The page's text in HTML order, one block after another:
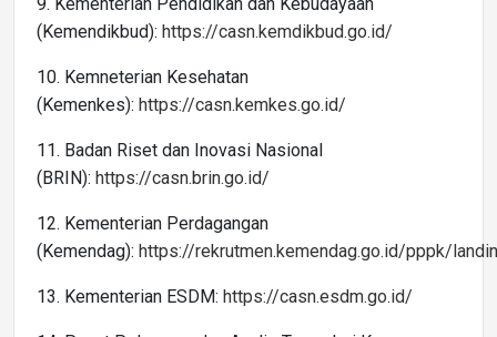
(Kemendikbud): https://casn.kemdikbud.go.id/
10. Kemneterian Kesehatan
(Kemenkes): https://casn.kemkes.go.id/
11. Badan Riset dan Inovasi Nasional
(BRIN): https://casn.brin.go.id/
12. Kementerian Perdagangan
(Kemendag): https://rekrutmen.kemendag.go.id/pppk/
13. Kementerian ESDM: https://casn.esdm.go.id/